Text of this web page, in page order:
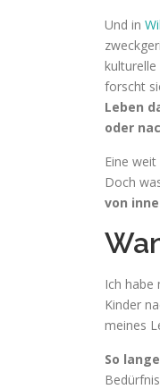
Und in
kulturelle
forscht
Leben
oder
Eine
Doch
von
Ich habe
Kinder
meines
So